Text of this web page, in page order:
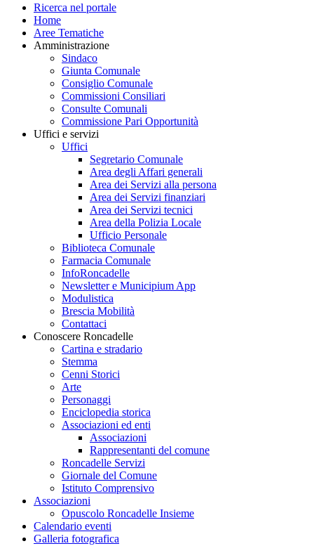
Ricerca nel portale
Home
Aree Tematiche
Amministrazione
Sindaco
Giunta Comunale
Consiglio Comunale
Commissioni Consiliari
Consulte Comunali
Commissione Pari Opportunità
Uffici e servizi
Uffici
Segretario Comunale
Area degli Affari generali
Area dei Servizi alla persona
Area dei Servizi finanziari
Area dei Servizi tecnici
Area della Polizia Locale
Ufficio Personale
Biblioteca Comunale
Farmacia Comunale
InfoRoncadelle
Newsletter e Municipium App
Modulistica
Brescia Mobilità
Contattaci
Conoscere Roncadelle
Cartina e stradario
Stemma
Cenni Storici
Arte
Personaggi
Enciclopedia storica
Associazioni ed enti
Associazioni
Rappresentanti del comune
Roncadelle Servizi
Giornale del Comune
Istituto Comprensivo
Associazioni
Opuscolo Roncadelle Insieme
Calendario eventi
Galleria fotografica